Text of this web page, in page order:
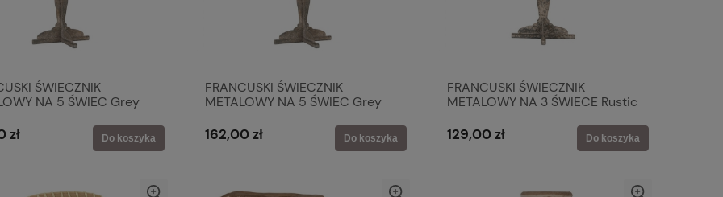
ŚWIECZNIK
NA 5 ŚWIEC Grey
zł Do koszyka
FRANCUSKI ŚWIECZNIK
METALOWY NA 5 ŚWIEC Grey
162,00 zł Do koszyka
FRANCUSKI ŚWIECZNIK
METALOWY NA 3 ŚWIECE Rustic
129,00 zł Do koszyka